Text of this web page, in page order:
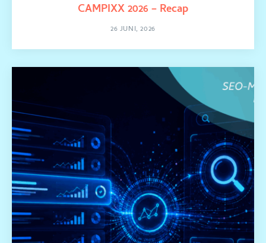
CAMPIXX 2026 – Recap
26 JUNI, 2026